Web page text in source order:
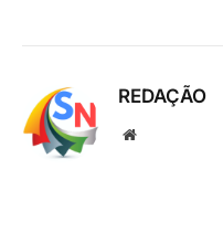
REDAÇÃO
Local